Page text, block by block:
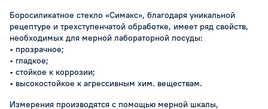
Боросиликатное стекло «Симакс», благодаря уникальной
рецептуре и трехступенчатой обработке, имеет ряд свойств,
необходимых для мерной лабораторной посуды:
• прозрачное;
• гладкое;
• стойкое к коррозии;
• высокостойкое к агрессивным хим. веществам.
Измерения производятся с помощью мерной шкалы,